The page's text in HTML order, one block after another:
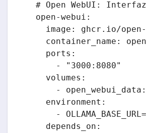
# Open WebUI:
  open-webui:
image: ghcr.io/
container_name:
    ports:
      - "3000:8080"
    volumes:
-
    environment:
-
    depends_on: